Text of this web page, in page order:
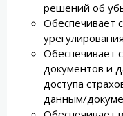
решений об
Обеспечивает
Обеспечивает
документов и
доступа
данным/